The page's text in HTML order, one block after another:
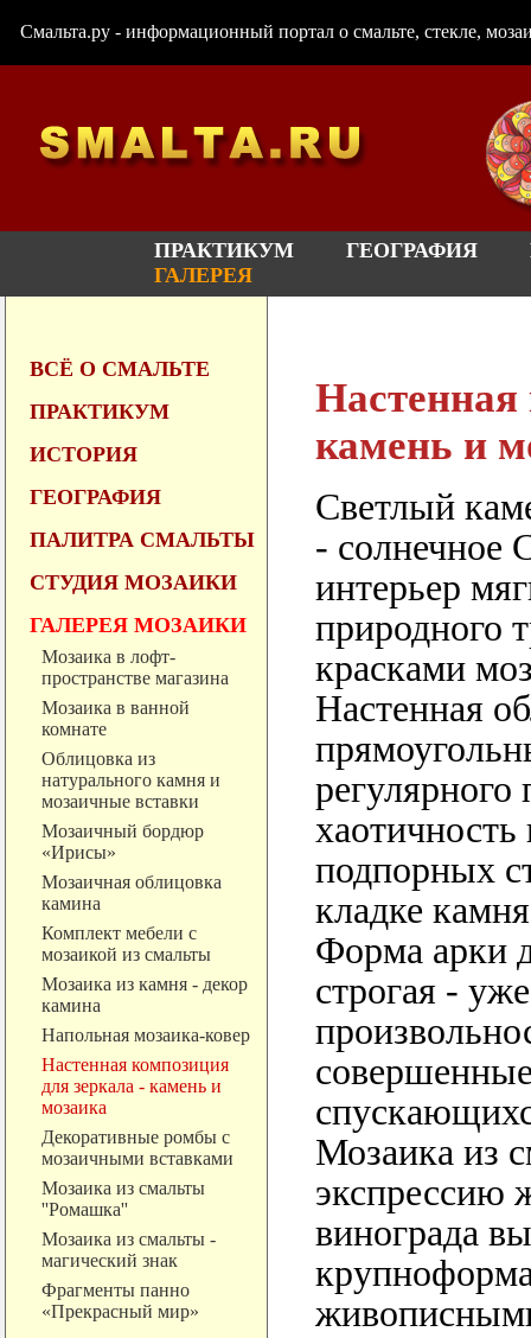
Смальта.ру - информационный портал о смальте, стекле,
ПРАКТИКУМ ГЕОГРАФИЯ
ГАЛЕРЕЯ
ВСЁ О СМАЛЬТЕ
ПРАКТИКУМ
ИСТОРИЯ
ГЕОГРАФИЯ
ПАЛИТРА СМАЛЬТЫ
СТУДИЯ МОЗАИКИ
ГАЛЕРЕЯ МОЗАИКИ
Мозаика в лофт-
пространстве магазина
Мозаика в ванной
комнате
Облицовка из
натурального камня и
мозаичные вставки
Мозаичный бордюр
«Ирисы»
Мозаичная облицовка
камина
Комплект мебели с
мозаикой из смальты
Мозаика из камня - декор
камина
Напольная мозаика-ковер
Настенная композиция
для зеркала - камень и
мозаика
Декоративные ромбы с
мозаичными вставками
Мозаика из смальты
''Ромашка''
Мозаика из смальты -
магический знак
Фрагменты панно
«Прекрасный мир»
Настенная
камень и
Светлый
- солнечное
интерьер
природного
красками
Настенная
подпорных
кладке
Форма арки
строгая -
Мозаика из
экспрессию
винограда